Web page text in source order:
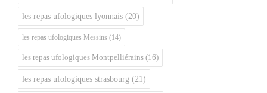
les repas ufologiques lyonnais (20)
les repas ufologiques Messins (14)
les repas ufologiques Montpelliérains (16)
les repas ufologiques strasbourg (21)